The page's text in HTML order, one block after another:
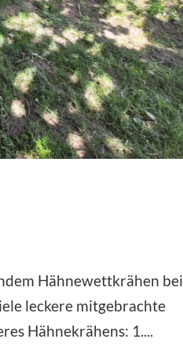
Hähnewettkrähen bei
leckere mitgebrachte
Hähnekrähens: 1....